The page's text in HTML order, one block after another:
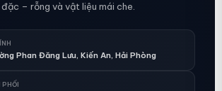
– rỗng và vật liệu mái che.
Phan Đăng Lưu, Kiến An, Hải Phòng
PHỐI